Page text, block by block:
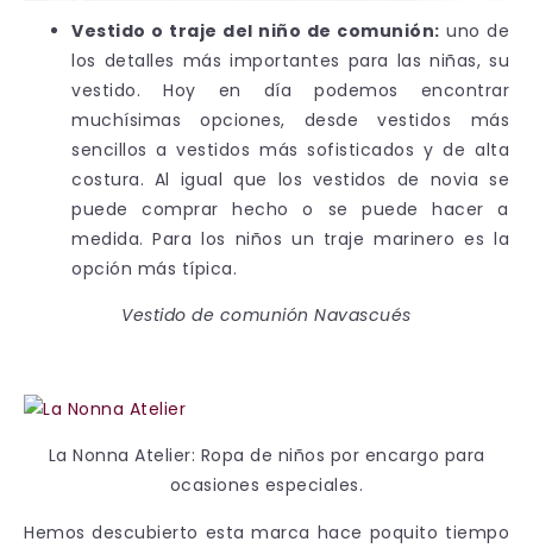
Vestido o traje del niño de comunión: uno de
los detalles más importantes para las niñas, su
vestido. Hoy en día podemos encontrar
muchísimas opciones, desde vestidos más
sencillos a vestidos más sofisticados y de alta
costura. Al igual que los vestidos de novia se
puede comprar hecho o se puede hacer a
medida. Para los niños un traje marinero es la
opción más típica.
Vestido de comunión Navascués
La Nonna Atelier: Ropa de niños por encargo para
ocasiones especiales.
Hemos descubierto esta marca hace poquito tiempo